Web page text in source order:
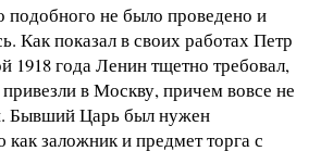
не было проведено и
Как показал в своих работах Петр
1918 года Ленин тщетно требовал,
в Москву, причем вовсе не
Бывший Царь был нужен
заложник и предмет торга с